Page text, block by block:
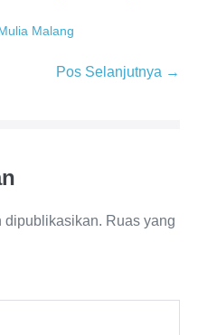
Malang
Pos Selanjutnya →
dipublikasikan. Ruas yang